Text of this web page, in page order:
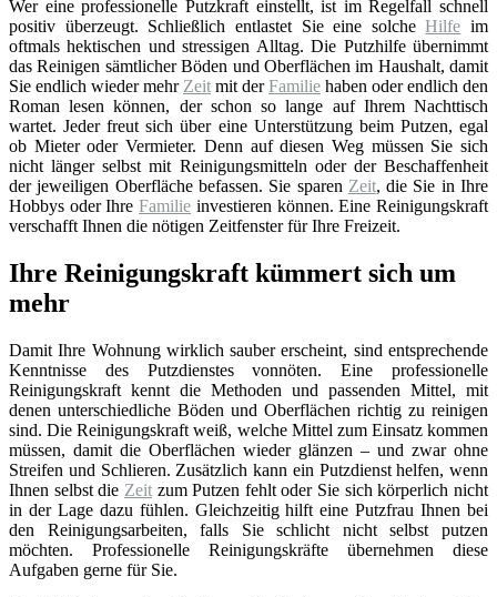
Wer eine professionelle Putzkraft einstellt, ist im Regelfall schnell
positiv überzeugt. Schließlich entlastet Sie eine solcheHilfe im
oftmals hektischen und stressigen Alltag. Die Putzhilfe übernimmt
das Reinigen sämtlicher Böden und Oberflächen im Haushalt, damit
Sie endlich wieder mehr Zeit mit derFamilie haben oder endlich den
Roman lesen können, der schon so lange auf Ihrem Nachttisch
wartet. Jeder freut sich über eine Unterstützung beim Putzen, egal
ob Mieter oder Vermieter. Denn auf diesen Weg müssen Sie sich
nicht länger selbst mit Reinigungsmitteln oder der Beschaffenheit
der jeweiligen Oberfläche befassen. Sie sparen Zeit, die Sie in Ihre
Hobbys oder IhreFamilie investieren können. Eine Reinigungskraft
verschafft Ihnen die nötigen Zeitfenster für Ihre Freizeit.
Ihre Reinigungskraft kümmert sich um
mehr
Damit Ihre Wohnung wirklich sauber erscheint, sind entsprechende
Kenntnisse des Putzdienstes vonnöten. Eine professionelle
Reinigungskraft kennt die Methoden und passenden Mittel, mit
denen unterschiedliche Böden und Oberflächen richtig zu reinigen
sind. Die Reinigungskraft weiß, welche Mittel zum Einsatz kommen
müssen, damit die Oberflächen wieder glänzen – und zwar ohne
Streifen und Schlieren. Zusätzlich kann ein Putzdienst helfen, wenn
Ihnen selbst die Zeitzum Putzen fehlt oder Sie sich körperlich nicht
in der Lage dazu fühlen. Gleichzeitig hilft eine Putzfrau Ihnen bei
den Reinigungsarbeiten, falls Sie schlicht nicht selbst putzen
möchten. Professionelle Reinigungskräfte übernehmen diese
Aufgaben gerne für Sie.